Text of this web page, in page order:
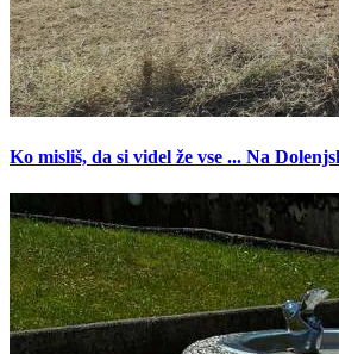
Ko misliš, da si videl že vse ... Na